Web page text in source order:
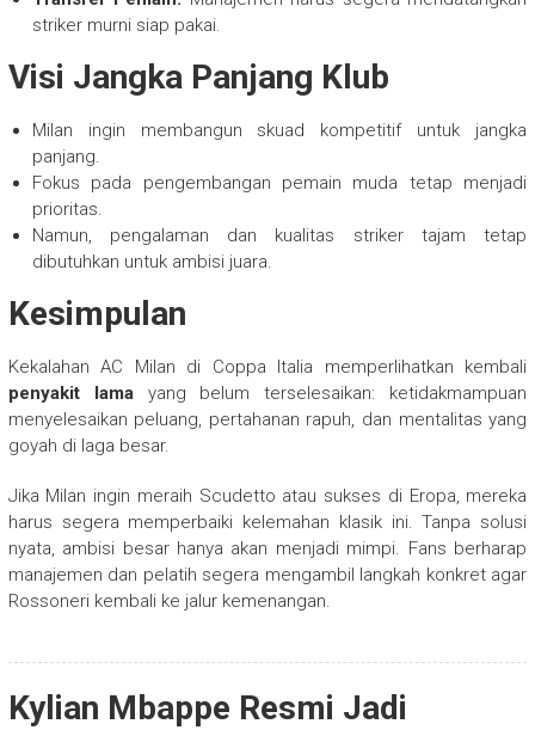
striker murni siap pakai.
Visi Jangka Panjang Klub
Milan ingin membangun skuad kompetitif untuk jangka
panjang.
Fokus pada pengembangan pemain muda tetap menjadi
prioritas.
Namun, pengalaman dan kualitas striker tajam tetap
dibutuhkan untuk ambisi juara.
Kesimpulan
Kekalahan AC Milan di Coppa Italia memperlihatkan kembali
penyakit lamayang belum terselesaikan: ketidakmampuan
menyelesaikan peluang, pertahanan rapuh, dan mentalitas yang
goyah di laga besar.
Jika Milan ingin meraih Scudetto atau sukses di Eropa, mereka
harus segera memperbaiki kelemahan klasik ini. Tanpa solusi
nyata, ambisi besar hanya akan menjadi mimpi. Fans berharap
manajemen dan pelatih segera mengambil langkah konkret agar
Rossoneri kembali ke jalur kemenangan.
Kylian Mbappe Resmi Jadi